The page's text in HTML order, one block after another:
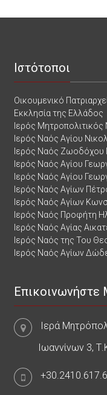
Ιστότοποι
Οικουμενικό
Εκκλησία της Ελλάδος
Ιερός
Ιερός Ναός Αγίου
Ιερός Ναός Ζωοδόχου
Ιερός Ναός Αγίου
Ιερός Ναός Αγίου
Ιερός Ναός Αγίων
Ιερός Ναός Αγίων
Ιερός Ναός Προφήτη
Ιερός Ναός Αγίας
Ιερός Ναός της Του
Ιερός Ναός Αγίων
Επικοινωνήστε
Ιερά
Ιωαννίνων 3,